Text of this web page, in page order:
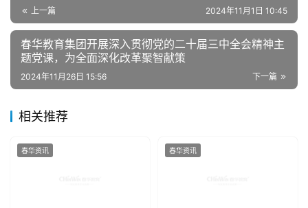
上一篇 2024年11月1日 10:45
春华教育集团开展深入贯彻党的二十届三中全会精神主
题党课，为全面深化改革聚智献策
下一篇
2024年11月26日 15:56
相关推荐
春华资讯 春华资讯